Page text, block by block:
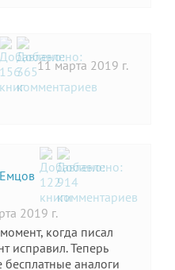
11 марта 2019 г.
2019 г.
когда писал
исправил. Теперь
бесплатные аналоги